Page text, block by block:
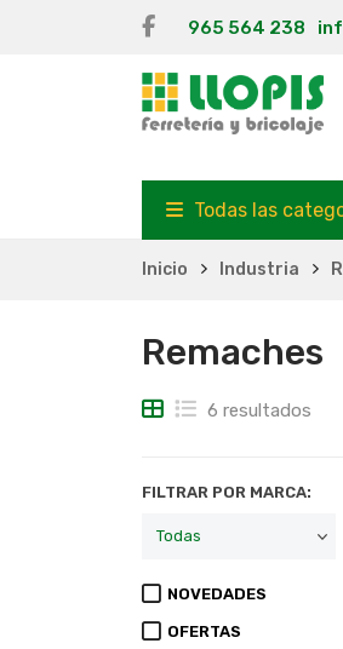
965 564 238
Todas las
Inicio Industria
Remaches
6 resultados
FILTRAR POR MARCA:
NOVEDADES
OFERTAS